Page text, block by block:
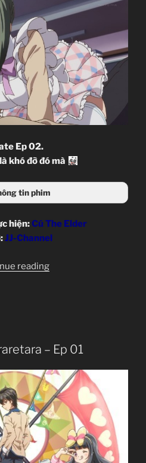
Ep 02.
khó đỡ đó mà
tin phim
hiện:Cú The Elder
JJ-Channel
reading“Kanojo
Ep
– Ep 01